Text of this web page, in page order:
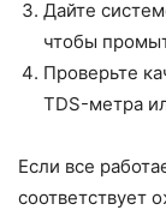
Дайте
чтобы
Проверьте
TDS-метра
Если все
соответствует